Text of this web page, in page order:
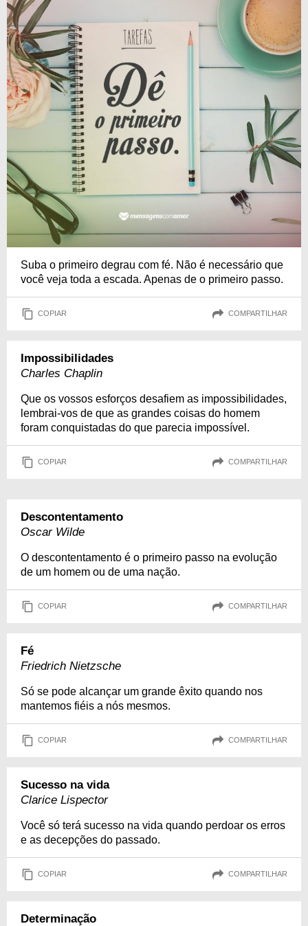
Suba o primeiro degrau com fé. Não é necessário que
você veja toda a escada. Apenas de o primeiro passo.
COPIAR COMPARTILHAR
Impossibilidades
Charles Chaplin
Que os vossos esforços desafiem as impossibilidades,
lembrai-vos de que as grandes coisas do homem
foram conquistadas do que parecia impossível.
COPIAR COMPARTILHAR
Descontentamento
Oscar Wilde
O descontentamento é o primeiro passo na evolução
de um homem ou de uma nação.
COPIAR COMPARTILHAR
Fé
Friedrich Nietzsche
Só se pode alcançar um grande êxito quando nos
mantemos fiéis a nós mesmos.
COPIAR COMPARTILHAR
Sucesso na vida
Clarice Lispector
Você só terá sucesso na vida quando perdoar os erros
e as decepções do passado.
COPIAR COMPARTILHAR
Determinação